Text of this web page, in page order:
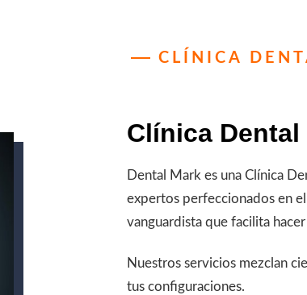
CLÍNICA
Clínica Dental
Dental Mark es una Clínica
expertos perfeccionados en
vanguardista que facilita
Nuestros servicios mezclan
tus configuraciones.